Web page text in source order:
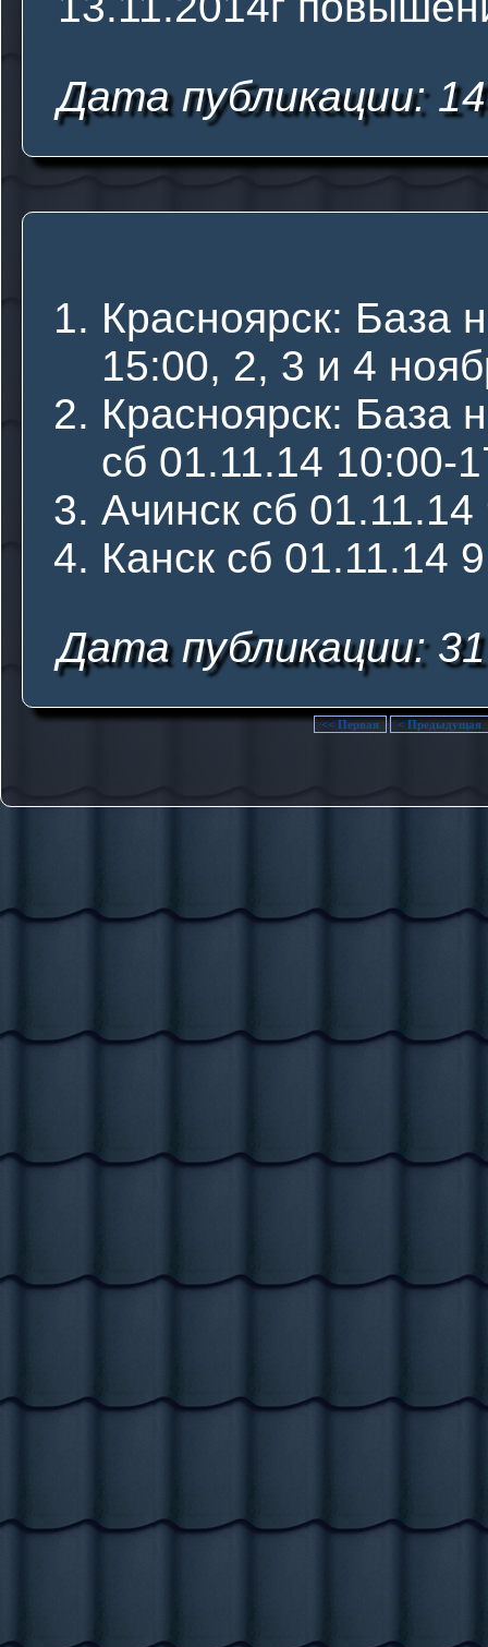
Дата публикации:
Красноярск: База
15:00, 2, 3 и 4
Красноярск: База
сб 01.11.14 10:00-
Ачинск сб
Канск сб 01.11.14
Дата публикации:
<< Первая < Предыдущая